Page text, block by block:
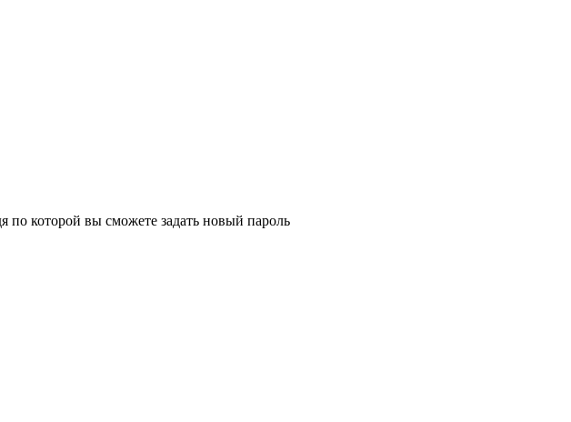
которой вы сможете задать новый пароль